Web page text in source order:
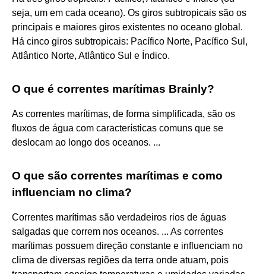
seja, um em cada oceano). Os giros subtropicais são os
principais e maiores giros existentes no oceano global.
Há cinco giros subtropicais: Pacífico Norte, Pacífico Sul,
Atlântico Norte, Atlântico Sul e Índico.
O que é correntes marítimas Brainly?
As correntes marítimas, de forma simplificada, são os
fluxos de água com características comuns que se
deslocam ao longo dos oceanos. ...
O que são correntes marítimas e como
influenciam no clima?
Correntes marítimas são verdadeiros rios de águas
salgadas que correm nos oceanos. ... As correntes
marítimas possuem direção constante e influenciam no
clima de diversas regiões da terra onde atuam, pois